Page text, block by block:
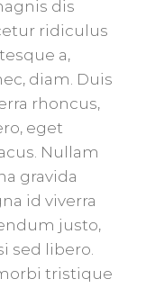
dis
ridiculus
a,
diam. Duis
rhoncus,
eget
Nullam
gravida
id viverra
justo,
sed libero.
tristique